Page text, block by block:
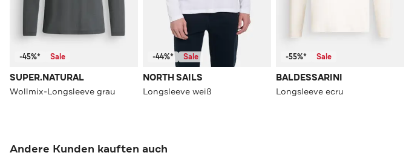
-45%* Sale
SUPER.NATURAL
Wollmix-Longsleeve grau
-44%* Sale
NORTH SAILS
Longsleeve weiß
-55%* Sale
BALDESSARINI
Longsleeve ecru
Andere Kunden kauften auch